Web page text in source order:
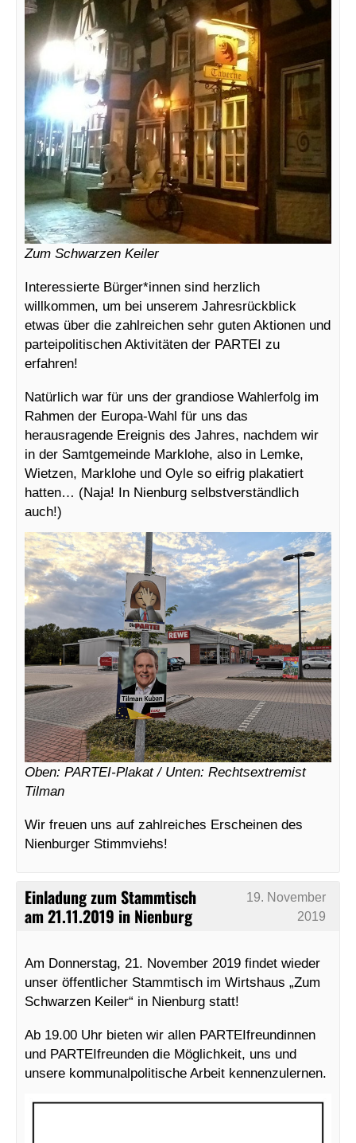
Zum Schwarzen Keiler
Interessierte Bürger*innen sind herzlich
willkommen, um bei unserem Jahresrückblick
etwas über die zahlreichen sehr guten Aktionen und
parteipolitischen Aktivitäten der PARTEI zu
erfahren!
Natürlich war für uns der grandiose Wahlerfolg im
Rahmen der Europa-Wahl für uns das
herausragende Ereignis des Jahres, nachdem wir
in der Samtgemeinde Marklohe, also in Lemke,
Wietzen, Marklohe und Oyle so eifrig plakatiert
hatten… (Naja! In Nienburg selbstverständlich
auch!)
Oben: PARTEI-Plakat / Unten: Rechtsextremist
Tilman
Wir freuen uns auf zahlreiches Erscheinen des
Nienburger Stimmviehs!
Einladung zum Stammtisch
am 21.11.2019 in Nienburg
19. November
2019
Am Donnerstag, 21. November 2019 findet wieder
unser öffentlicher Stammtisch im Wirtshaus „Zum
Schwarzen Keiler“ in Nienburg statt!
Ab 19.00 Uhr bieten wir allen PARTEIfreundinnen
und PARTEIfreunden die Möglichkeit, uns und
unsere kommunalpolitische Arbeit kennenzulernen.